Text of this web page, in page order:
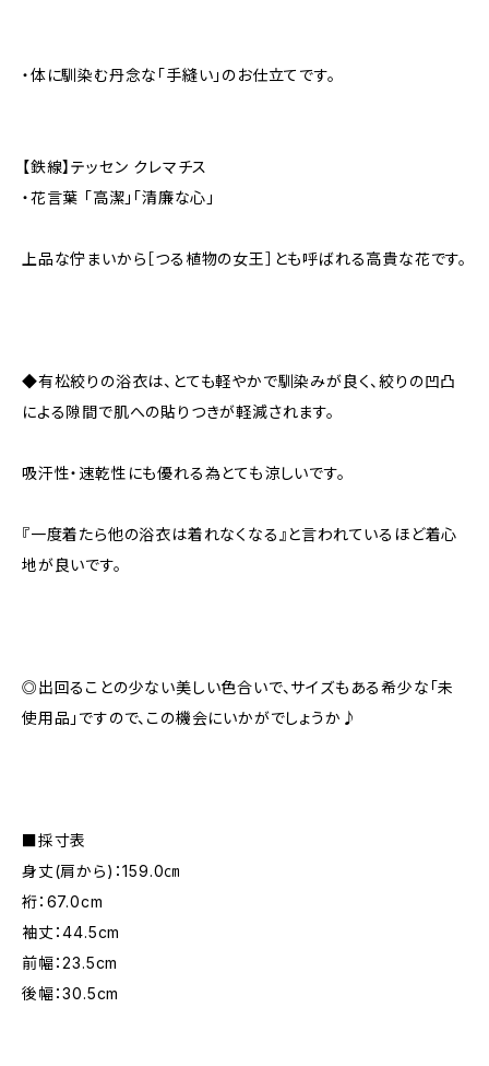
・体に馴染む丹念な「手縫い」のお仕立てです。
【鉄線】テッセン クレマチス
・花言葉 「高潔」「清廉な心」
上品な佇まいから［つる植物の女王］とも呼ばれる高貴な花です。
◆有松絞りの浴衣は、とても軽やかで馴染みが良く、絞りの凹凸
による隙間で肌への貼りつきが軽減されます。
吸汗性・速乾性にも優れる為とても涼しいです。
『一度着たら他の浴衣は着れなくなる』と言われているほど着心
地が良いです。
◎出回ることの少ない美しい色合いで、サイズもある希少な「未
使用品」ですので、この機会にいかがでしょうか♪
■採寸表
身丈(肩から)：159.0㎝
裄：67.0cm
袖丈：44.5cm
前幅：23.5cm
後幅：30.5cm